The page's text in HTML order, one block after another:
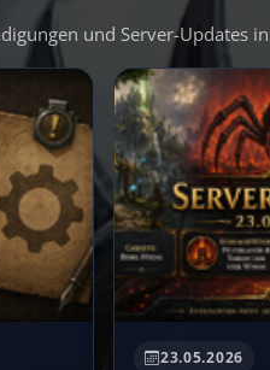
und Server-Updates
23.05.2026